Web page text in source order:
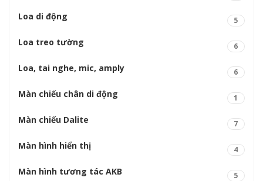
Loa di động 5
Loa treo tường 6
Loa, tai nghe, mic, amply 6
Màn chiếu chân di động 1
Màn chiếu Dalite 7
Màn hình hiển thị 4
Màn hình tương tác AKB 5